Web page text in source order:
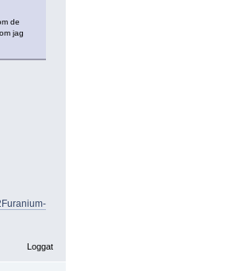
de
jag
Loggat